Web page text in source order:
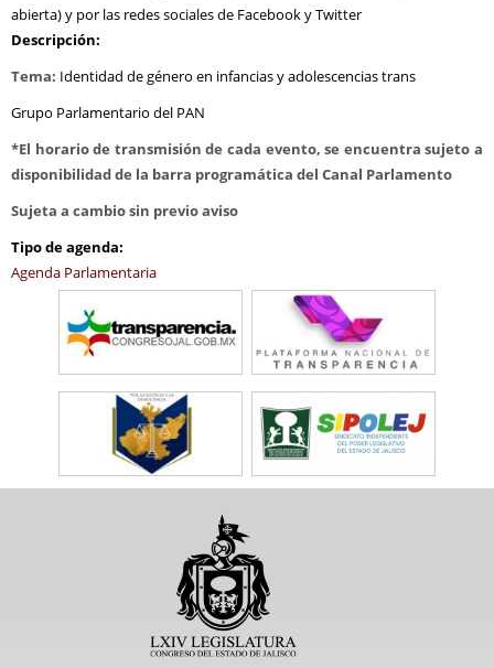
abierta) y por las redes sociales de Facebook y Twitter
Descripción:
Tema: Identidad de género en infancias y adolescencias trans
Grupo Parlamentario del PAN
*El horario de transmisión de cada evento, se encuentra sujeto a
disponibilidad de la barra programática del Canal Parlamento
Sujeta a cambio sin previo aviso
Tipo de agenda:
Agenda Parlamentaria